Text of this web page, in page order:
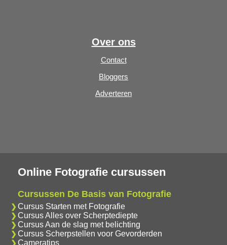
Over ons
Contact
Bloggers
Adverteren
Online Fotografie cursussen
Cursussen De Basis van Fotografie
Cursus Starten met Fotografie
Cursus Alles over Scherptediepte
Cursus Aan de slag met belichting
Cursus Scherpstellen voor Gevorderden
Cameratips